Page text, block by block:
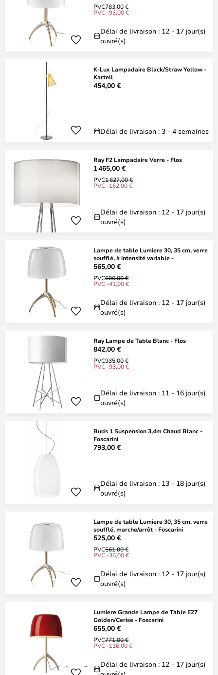
PVC783,00 €
PVC -93,00 €
Délai de livraison : 12 - 17 jour(s)
ouvré(s)
K-Lux Lampadaire Black/Straw Yellow -
Kartell
454,00 €
Délai de livraison : 3 - 4 semaines
Ray F2 Lampadaire Verre - Flos
1 465,00 €
PVC1 627,00 €
PVC -162,00 €
Délai de livraison : 12 - 17 jour(s)
ouvré(s)
Lampe de table Lumiere 30, 35 cm, verre
soufflé, à intensité variable -
565,00 €
PVC606,00 €
PVC -41,00 €
Délai de livraison : 12 - 17 jour(s)
ouvré(s)
Ray Lampe de Table Blanc - Flos
842,00 €
PVC935,00 €
PVC -93,00 €
Délai de livraison : 11 - 16 jour(s)
ouvré(s)
Buds 1 Suspension 3,4m Chaud Blanc -
Foscarini
793,00 €
Délai de livraison : 13 - 18 jour(s)
ouvré(s)
Lampe de table Lumiere 30, 35 cm, verre
soufflé, marche/arrêt - Foscarini
525,00 €
PVC561,00 €
PVC -36,00 €
Délai de livraison : 12 - 17 jour(s)
ouvré(s)
Lumiere Grande Lampe de Table E27
Golden/Cerise - Foscarini
655,00 €
PVC771,00 €
PVC -116,00 €
Délai de livraison : 12 - 17 jour(s)